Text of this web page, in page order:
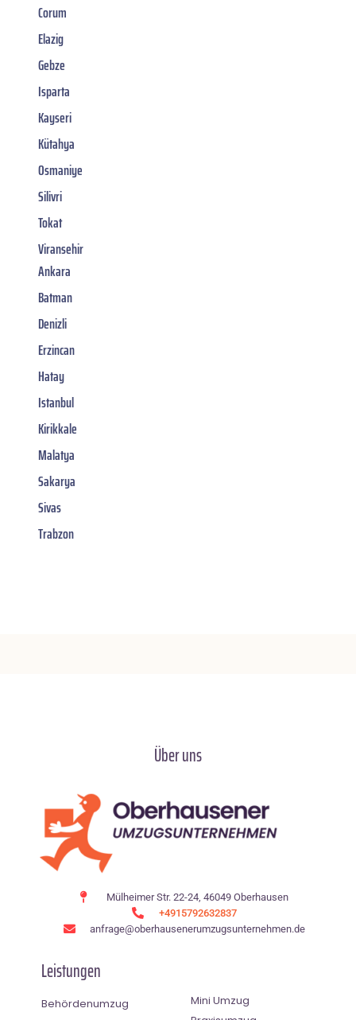
Corum
Elazig
Gebze
Isparta
Kayseri
Kütahya
Osmaniye
Silivri
Tokat
Viransehir
Ankara
Batman
Denizli
Erzincan
Hatay
Istanbul
Kirikkale
Malatya
Sakarya
Sivas
Trabzon
Über uns
Mülheimer Str. 22-24, 46049 Oberhausen
+4915792632837
anfrage@oberhausenerumzugsunternehmen.de
Leistungen
Behördenumzug
Mini Umzug